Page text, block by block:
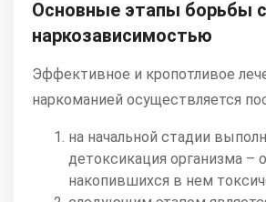
Основные этапы борьбы с
наркозависимостью
Эффективное и кропотливое
наркоманией осуществляется
на начальной стадии
детоксикация организма –
накопившихся в нем